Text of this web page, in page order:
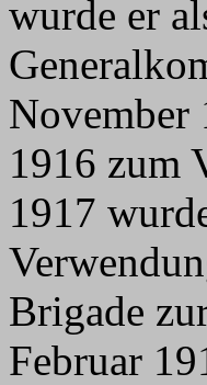
wurde er
November
1916 zum
1917
Brigade
Februar